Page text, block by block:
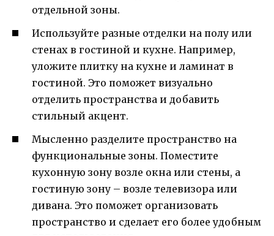
отдельной зоны.
Используйте разные отделки на полу или
стенах в гостиной и кухне. Например,
уложите плитку на кухне и ламинат в
гостиной. Это поможет визуально
отделить пространства и добавить
стильный акцент.
Мысленно разделите пространство на
функциональные зоны. Поместите
кухонную зону возле окна или стены, а
гостиную зону – возле телевизора или
дивана. Это поможет организовать
пространство и сделает его более удобным